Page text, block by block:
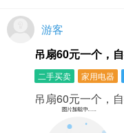
游客
吊扇60元一个，
二手买卖 家用电器
吊扇60元一个，